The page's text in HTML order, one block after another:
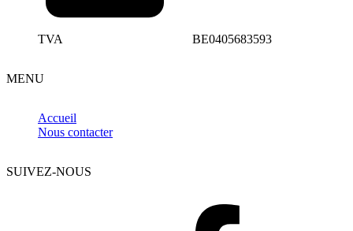
TVA BE0405683593
MENU
Accueil
Nous contacter
SUIVEZ-NOUS